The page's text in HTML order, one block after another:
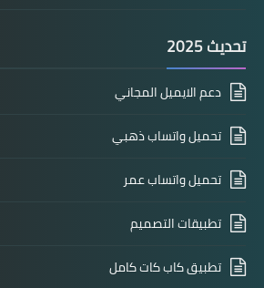
تحديث 2025
دعم الايميل المجاني
تحميل واتساب ذهبي
تحميل واتساب عمر
تطبيقات التصميم
تطبيق كاب كات كامل